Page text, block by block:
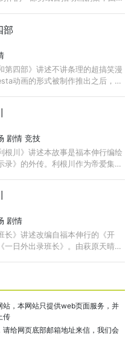
部
第四部》讲述不讲条理的超搞笑漫
动画的形式被制作推出之后，引
剧情 竞技
根川》讲述本故事是福本伸行编绘
录》的外传。利根川作为帝爱集团
剧情
长》讲述改编自福本伸行的《开
一日外出录班长》。由萩原天晴担
，本网站只提供web页面服务，并
传
给网页底部邮箱地址来信，我们会